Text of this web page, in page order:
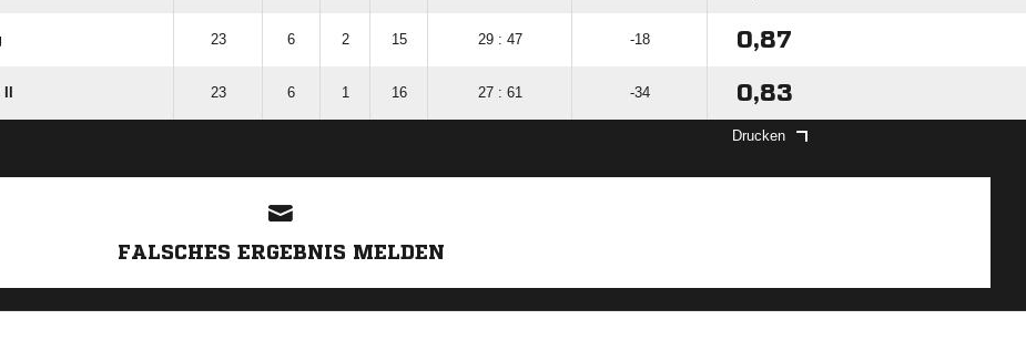
23 6 2 15 29 : 47 -18 0,87
23 6 1 16 27 : 61 -34 0,83
Drucken
FALSCHES ERGEBNIS MELDEN